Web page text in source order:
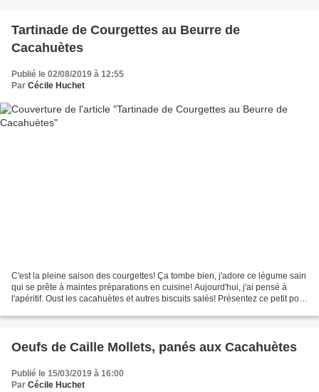
Tartinade de Courgettes au Beurre de
Cacahuètes
Publié le 02/08/2019 à 12:55
Par Cécile Huchet
C'est la pleine saison des courgettes! Ça tombe bien, j'adore ce légume sain
qui se prête à maintes préparations en cuisine! Aujourd'hui, j'ai pensé à
l'apéritif. Oust les cacahuètes et autres biscuits salés! Présentez ce petit pot
Oeufs de Caille Mollets, panés aux Cacahuètes
Publié le 15/03/2019 à 16:00
Par Cécile Huchet